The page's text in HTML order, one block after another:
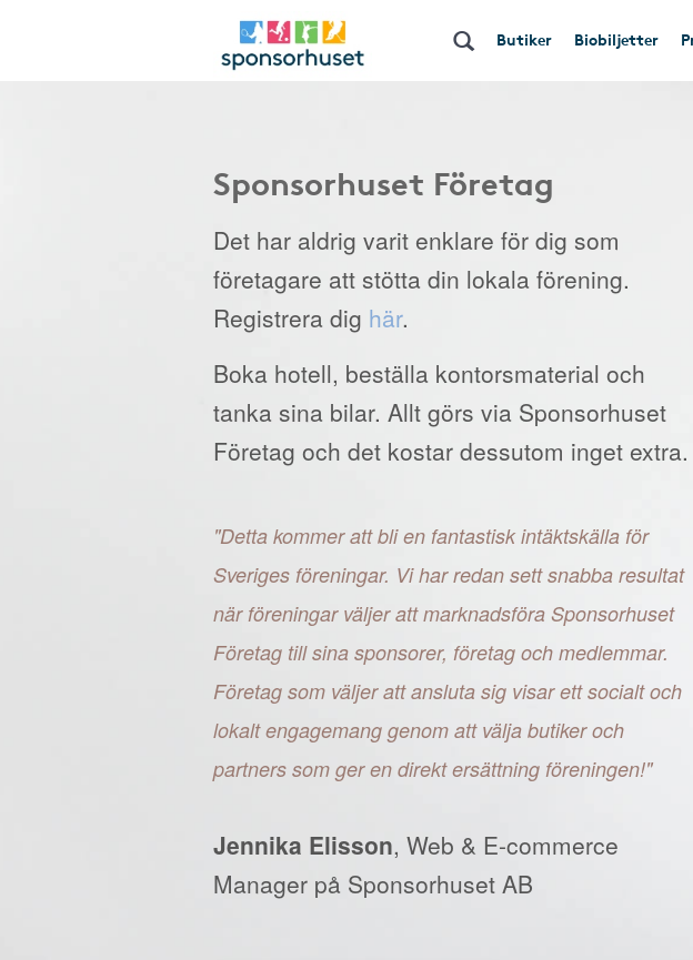
Butiker Biobiljetter
Sponsorhuset Företag
Det har aldrig varit enklare för dig som
företagare att stötta din lokala förening.
Registrera dig här.
Boka hotell, beställa kontorsmaterial och
tanka sina bilar. Allt görs via Sponsorhuset
Företag och det kostar dessutom inget extra.
"Detta kommer att bli en fantastisk intäktskälla för
Sveriges föreningar. Vi har redan sett snabba resultat
när föreningar väljer att marknadsföra Sponsorhuset
Företag till sina sponsorer, företag och medlemmar.
Företag som väljer att ansluta sig visar ett socialt och
lokalt engagemang genom att välja butiker och
partners som ger en direkt ersättning föreningen!"
Jennika Elisson, Web & E-commerce
Manager på Sponsorhuset AB